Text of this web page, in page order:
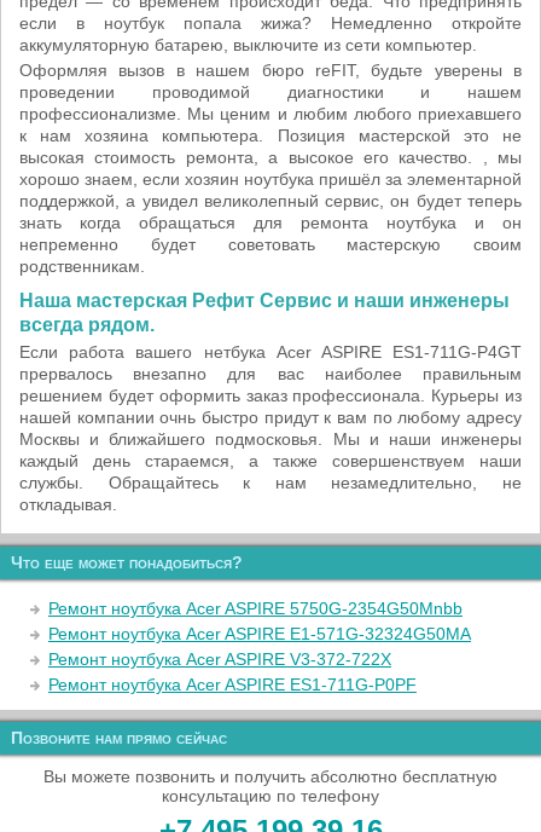
если в ноутбук попала жижа? Немедленно откройте
аккумуляторную батарею, выключите из сети компьютер.
Оформляя вызов в нашем бюро reFIT, будьте уверены в
проведении проводимой диагностики и нашем
профессионализме. Мы ценим и любим любого приехавшего
к нам хозяина компьютера. Позиция мастерской это не
высокая стоимость ремонта, а высокое его качество. , мы
хорошо знаем, если хозяин ноутбука пришёл за элементарной
поддержкой, а увидел великолепный сервис, он будет теперь
знать когда обращаться для ремонта ноутбука и он
непременно будет советовать мастерскую своим
родственникам.
Наша мастерская Рефит Сервис и наши инженеры
всегда рядом.
Если работа вашего нетбука Acer ASPIRE ES1-711G-P4GT
прервалось внезапно для вас наиболее правильным
решением будет оформить заказ профессионала. Курьеры из
нашей компании очнь быстро придут к вам по любому адресу
Москвы и ближайшего подмосковья. Мы и наши инженеры
каждый день стараемся, а также совершенствуем наши
службы. Обращайтесь к нам незамедлительно, не
откладывая.
Что еще может понадобиться?
Ремонт ноутбука Acer ASPIRE 5750G-2354G50Mnbb
Ремонт ноутбука Acer ASPIRE E1-571G-32324G50MA
Ремонт ноутбука Acer ASPIRE V3-372-722X
Ремонт ноутбука Acer ASPIRE ES1-711G-P0PF
Позвоните нам прямо сейчас
Вы можете позвонить и получить абсолютно бесплатную
консультацию по телефону